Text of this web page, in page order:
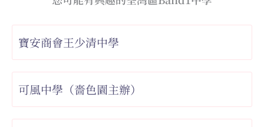
寶安商會王少清中學
可風中學（嗇色園主辦）